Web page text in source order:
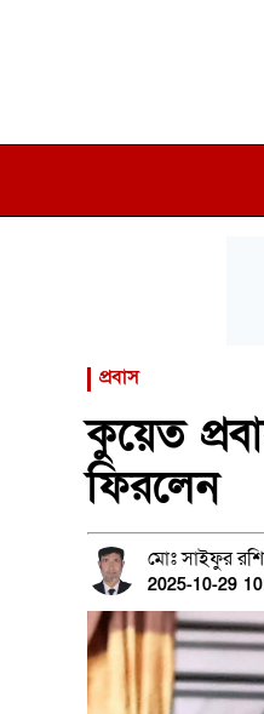
প্রবাস
কুয়েত
ফিরলেন
মোঃ সাইফুর
2025-10-29